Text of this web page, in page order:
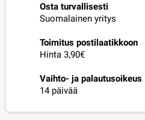
Osta turvallisesti
Suomalainen yritys
Toimitus postilaatikkoon
Hinta 3,90€
Vaihto- ja palautusoikeus
14 päivää